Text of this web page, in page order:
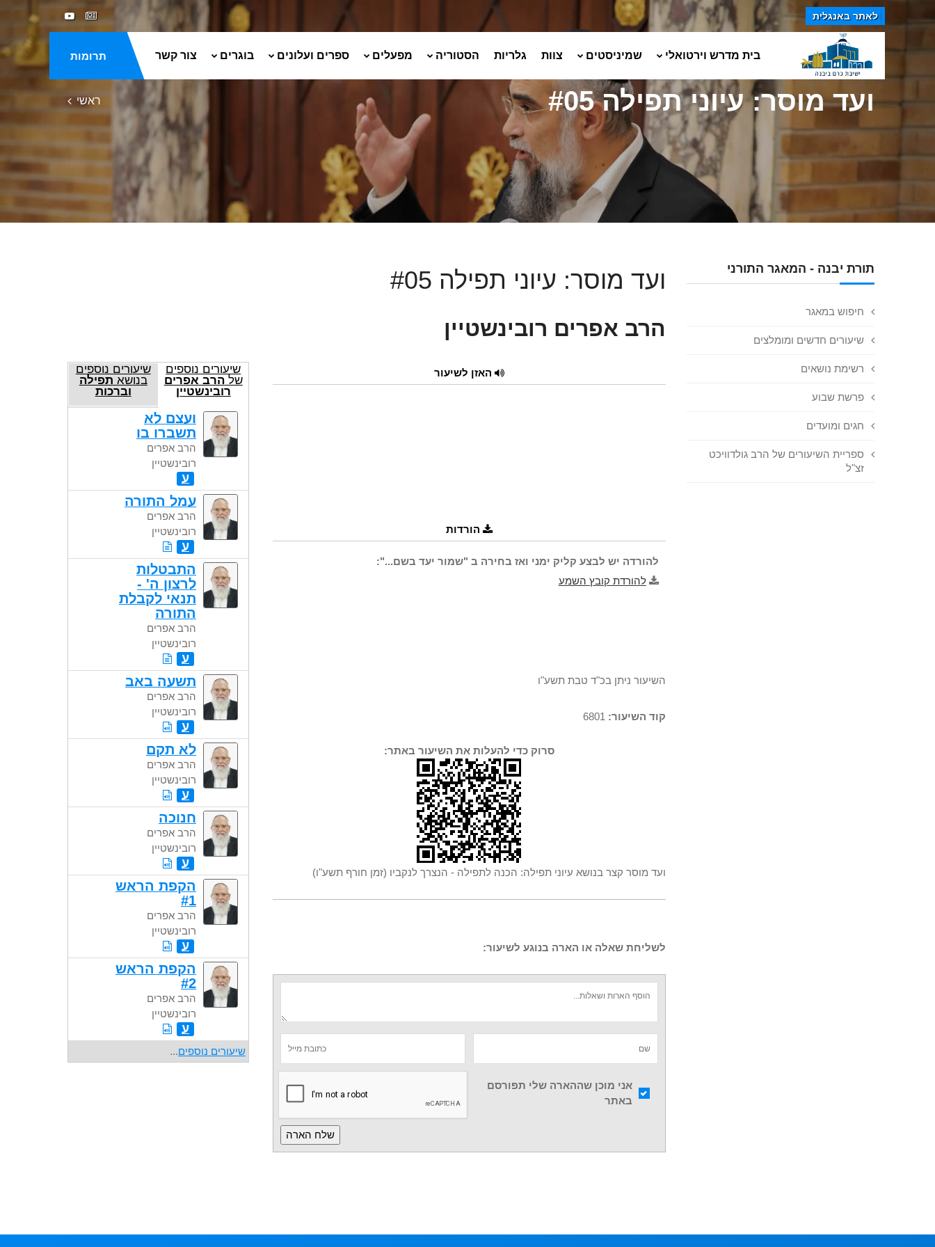
לאתר באנגלית
תרומות בית מדרש וירטואלי שמיניסטים צוות גלריות הסטוריה מפעלים ספרים ועלונים בוגרים צור קשר
ועד מוסר: עיוני תפילה #05 ראשי
תורת יבנה - המאגר התורני
חיפוש במאגר
שיעורים חדשים ומומלצים
רשימת נושאים
פרשת שבוע
חגים ומועדים
ספריית השיעורים של הרב גולדוויכט
זצ"ל
ועד מוסר: עיוני תפילה #05
הרב אפרים רובינשטיין
האזן לשיעור
הורדות
להורדה יש לבצע קליק ימני ואז בחירה ב "שמור יעד בשם...":
להורדת קובץ השמע
השיעור ניתן בכ"ד טבת תשע"ו
קוד השיעור:
סרוק כדי להעלות את השיעור באתר:
ועד מוסר קצר בנושא עיוני תפילה: הכנה לתפילה - הנצרך לנקביו (זמן חורף תשע"ו)
לשליחת שאלה או הארה בנוגע לשיעור:
אני מוכן שההארה שלי תפורסם
באתר
שיעורים נוספים
שלהרב אפרים
רובינשטיין
שיעורים נוספים
בנושא תפילה
וברכות
ועצם לא
תשברו בו
הרב אפרים
רובינשטיין
ע
עמל התורה
הרב אפרים
רובינשטיין
ע
התבטלות
לרצון ה' -
תנאי לקבלת
התורה
הרב אפרים
רובינשטיין
ע
תשעה באב
הרב אפרים
רובינשטיין
ע
לא תקם
הרב אפרים
רובינשטיין
ע
חנוכה
הרב אפרים
רובינשטיין
ע
הקפת הראש
#1
הרב אפרים
רובינשטיין
ע
הקפת הראש
#2
הרב אפרים
רובינשטיין
ע
שיעורים נוספים...